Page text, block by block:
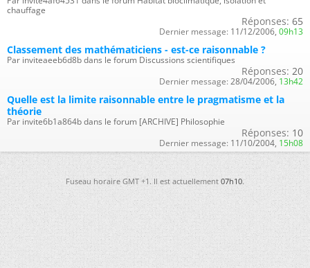
chauffage
Réponses: 65
Dernier message: 11/12/2006, 09h13
Classement des mathématiciens - est-ce raisonnable ?
Par inviteaeeb6d8b dans le forum Discussions scientifiques
Réponses: 20
Dernier message: 28/04/2006, 13h42
Quelle est la limite raisonnable entre le pragmatisme et la
théorie
Par invite6b1a864b dans le forum [ARCHIVE] Philosophie
Réponses: 10
Dernier message: 11/10/2004, 15h08
Fuseau horaire GMT +1. Il est actuellement07h10.